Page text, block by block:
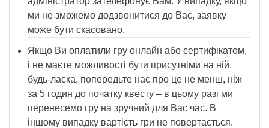
ми не зможемо додзвонитися до Вас, заявку
може бути скасовано.
Якщо Ви оплатили гру онлайн або сертифікатом,
і не маєте можливості бути присутніми на ній,
будь-ласка, попередьте нас про це не менш, ніж
за 5 годин до початку квесту – в цьому разі ми
перенесемо гру на зручний для Вас час. В
іншому випадку вартість гри не повертається.